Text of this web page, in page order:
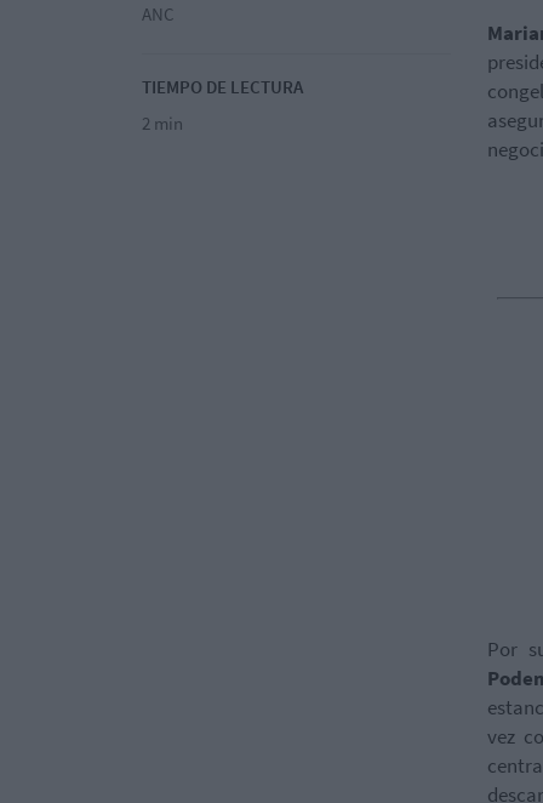
ANC
TIEMPO DE LECTURA
2 min
Por
vez